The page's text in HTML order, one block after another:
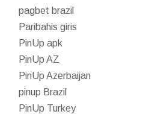
pagbet brazil
Paribahis giris
PinUp apk
PinUp AZ
PinUp Azerbaijan
pinup Brazil
PinUp Turkey